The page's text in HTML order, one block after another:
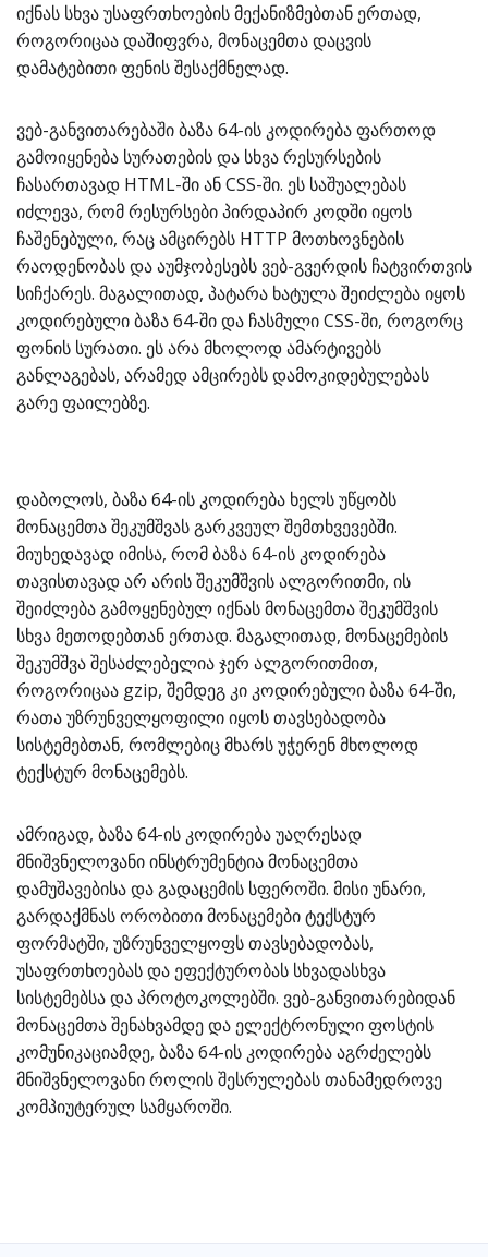
იქნას სხვა უსაფრთხოების მექანიზმებთან ერთად,
როგორიცაა დაშიფვრა, მონაცემთა დაცვის
დამატებითი ფენის შესაქმნელად.
ვებ-განვითარებაში ბაზა 64-ის კოდირება ფართოდ
გამოიყენება სურათების და სხვა რესურსების
ჩასართავად HTML-ში ან CSS-ში. ეს საშუალებას
იძლევა, რომ რესურსები პირდაპირ კოდში იყოს
ჩაშენებული, რაც ამცირებს HTTP მოთხოვნების
რაოდენობას და აუმჯობესებს ვებ-გვერდის ჩატვირთვის
სიჩქარეს. მაგალითად, პატარა ხატულა შეიძლება იყოს
კოდირებული ბაზა 64-ში და ჩასმული CSS-ში, როგორც
ფონის სურათი. ეს არა მხოლოდ ამარტივებს
განლაგებას, არამედ ამცირებს დამოკიდებულებას
გარე ფაილებზე.
დაბოლოს, ბაზა 64-ის კოდირება ხელს უწყობს
მონაცემთა შეკუმშვას გარკვეულ შემთხვევებში.
მიუხედავად იმისა, რომ ბაზა 64-ის კოდირება
თავისთავად არ არის შეკუმშვის ალგორითმი, ის
შეიძლება გამოყენებულ იქნას მონაცემთა შეკუმშვის
სხვა მეთოდებთან ერთად. მაგალითად, მონაცემების
შეკუმშვა შესაძლებელია ჯერ ალგორითმით,
როგორიცაა gzip, შემდეგ კი კოდირებული ბაზა 64-ში,
რათა უზრუნველყოფილი იყოს თავსებადობა
სისტემებთან, რომლებიც მხარს უჭერენ მხოლოდ
ტექსტურ მონაცემებს.
ამრიგად, ბაზა 64-ის კოდირება უაღრესად
მნიშვნელოვანი ინსტრუმენტია მონაცემთა
დამუშავებისა და გადაცემის სფეროში. მისი უნარი,
გარდაქმნას ორობითი მონაცემები ტექსტურ
ფორმატში, უზრუნველყოფს თავსებადობას,
უსაფრთხოებას და ეფექტურობას სხვადასხვა
სისტემებსა და პროტოკოლებში. ვებ-განვითარებიდან
მონაცემთა შენახვამდე და ელექტრონული ფოსტის
კომუნიკაციამდე, ბაზა 64-ის კოდირება აგრძელებს
მნიშვნელოვანი როლის შესრულებას თანამედროვე
კომპიუტერულ სამყაროში.